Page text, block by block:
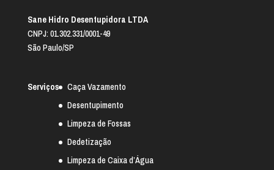
Sane Hidro Desentupidora LTDA
CNPJ: 01.302.331/0001-49
São Paulo/SP
Serviços
Caça Vazamento
Desentupimento
Limpeza de Fossas
Dedetização
Limpeza de Caixa d’Água